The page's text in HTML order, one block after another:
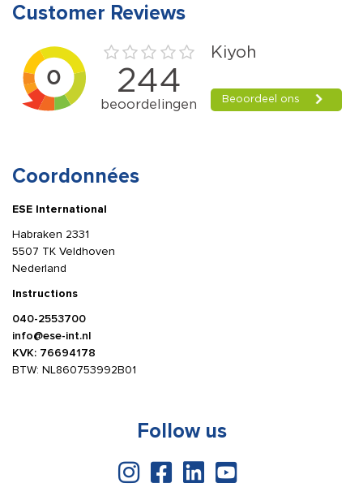
Customer Reviews
Coordonnées
ESE International
Habraken 2331
5507 TK Veldhoven
Nederland
Instructions
040-2553700
info@ese-int.nl
KVK: 76694178
BTW: NL860753992B01
Follow us